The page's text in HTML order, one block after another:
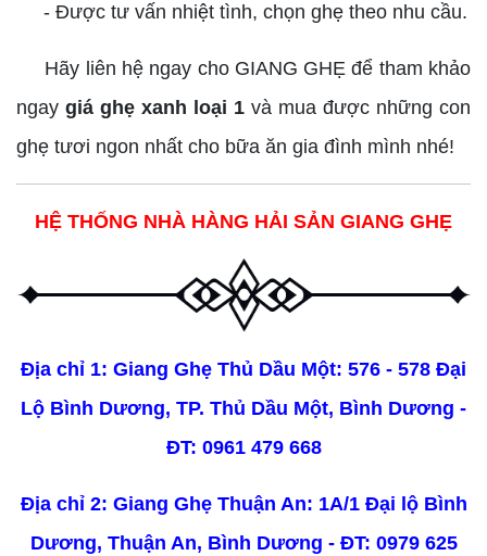
- Được tư vấn nhiệt tình, chọn ghẹ theo nhu cầu.
Hãy liên hệ ngay cho GIANG GHẸ để tham khảo
ngay giá ghẹ xanh loại 1 và mua được những con
ghẹ tươi ngon nhất cho bữa ăn gia đình mình nhé!
HỆ THỐNG NHÀ HÀNG HẢI SẢN GIANG GHẸ
Địa chỉ 1: Giang Ghẹ Thủ Dầu Một: 576 - 578 Đại
Lộ Bình Dương, TP. Thủ Dầu Một, Bình Dương -
ĐT: 0961 479 668
Địa chỉ 2: Giang Ghẹ Thuận An: 1A/1 Đại lộ Bình
Dương, Thuận An, Bình Dương - ĐT: 0979 625